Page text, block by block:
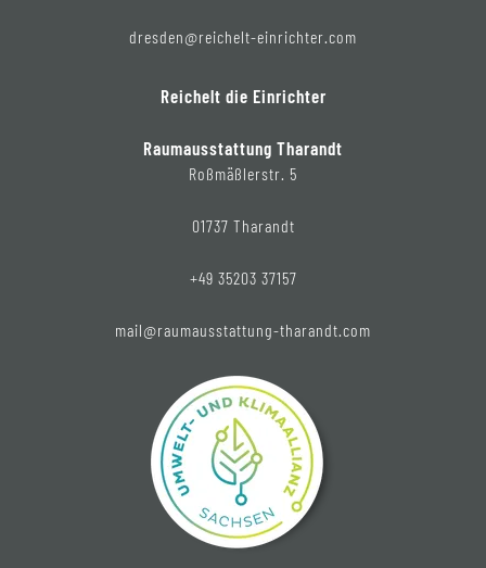
dresden@reichelt-einrichter.com
Reichelt die Einrichter
Raumausstattung Tharandt
Roßmäßlerstr. 5
01737 Tharandt
+49 35203 37157
mail@raumausstattung-tharandt.com